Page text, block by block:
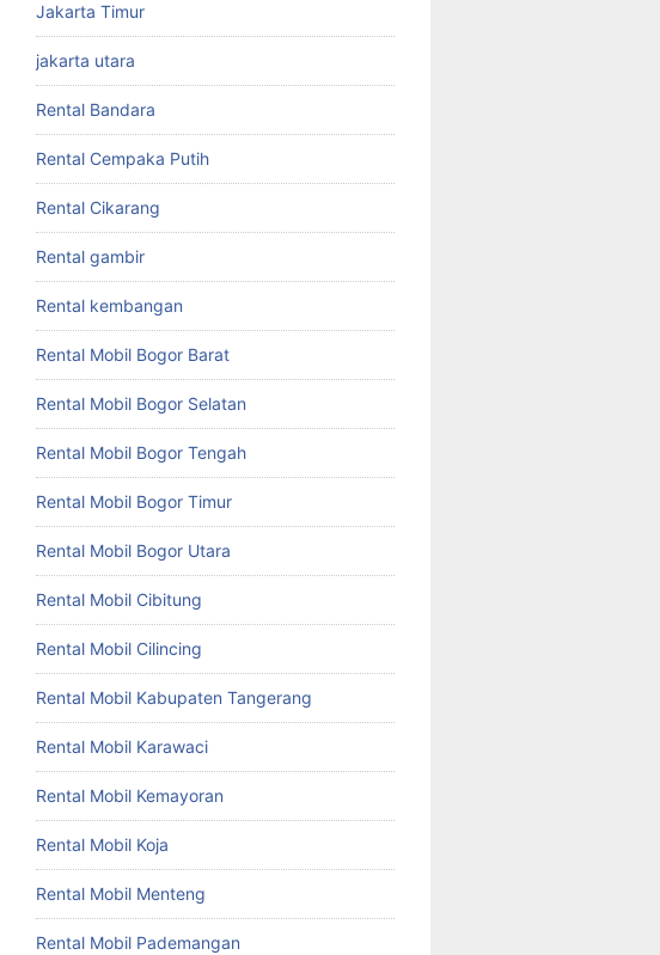
Jakarta Timur
jakarta utara
Rental Bandara
Rental Cempaka Putih
Rental Cikarang
Rental gambir
Rental kembangan
Rental Mobil Bogor Barat
Rental Mobil Bogor Selatan
Rental Mobil Bogor Tengah
Rental Mobil Bogor Timur
Rental Mobil Bogor Utara
Rental Mobil Cibitung
Rental Mobil Cilincing
Rental Mobil Kabupaten Tangerang
Rental Mobil Karawaci
Rental Mobil Kemayoran
Rental Mobil Koja
Rental Mobil Menteng
Rental Mobil Pademangan